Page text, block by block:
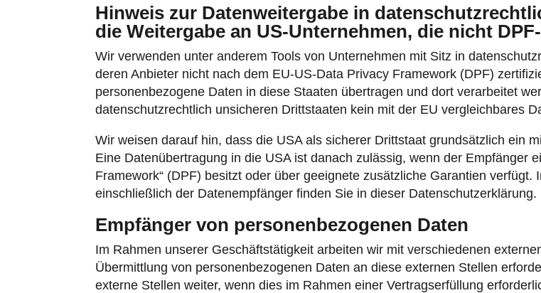
Hinweis zur Datenweitergabe in
die Weitergabe an US-Unternehmen, die nicht
Wir verwenden unter anderem Tools von Unternehmen mit Sitz in
deren Anbieter nicht nach dem EU-US-Data Privacy Framework (DPF)
personenbezogene Daten in diese Staaten übertragen und dort verarbeitet
datenschutzrechtlich unsicheren Drittstaaten kein mit der EU vergleichbares
Wir weisen darauf hin, dass die USA als sicherer Drittstaat grundsätzlich ein
Eine Datenübertragung in die USA ist danach zulässig, wenn der Empfänger
Framework“ (DPF) besitzt oder über geeignete zusätzliche Garantien
einschließlich der Datenempfänger finden Sie in dieser Datenschutzerklärung.
Empfänger von personenbezogenen Daten
Im Rahmen unserer Geschäftstätigkeit arbeiten wir mit verschiedenen
Übermittlung von personenbezogenen Daten an diese externen Stellen
externe Stellen weiter, wenn dies im Rahmen einer Vertragserfüllung